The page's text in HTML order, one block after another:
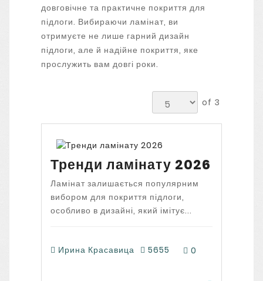
довговічне та практичне покриття для
підлоги. Вибираючи ламінат, ви
отримуєте не лише гарний дизайн
підлоги, але й надійне покриття, яке
прослужить вам довгі роки.
of 3
Тренди ламінату 2026
Ламінат залишається популярним
вибором для покриття підлоги,
особливо в дизайні, який імітує...
Ирина Красавица 5655 0